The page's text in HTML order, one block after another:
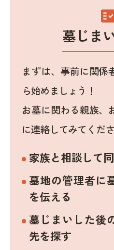
墓じま
まずは、事前に関係
ら始めましょう！
お墓に関わる親族、
に連絡してみてくださ
家族と相談して
墓地の管理者に
を伝える
墓じまいした後
先を探す